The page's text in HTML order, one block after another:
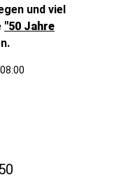
und viel
"50 Jahre